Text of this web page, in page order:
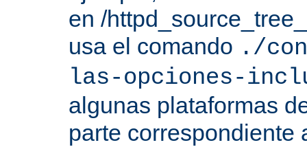
en /
usa el comando ./
las-opciones-
algunas plataformas
parte